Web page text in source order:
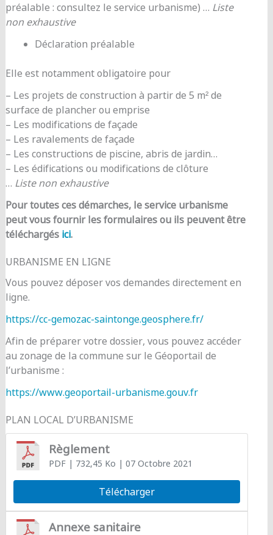
préalable : consultez le service urbanisme) … Liste
non exhaustive
Déclaration préalable
Elle est notamment obligatoire pour
– Les projets de construction à partir de 5 m² de
surface de plancher ou emprise
– Les modifications de façade
– Les ravalements de façade
– Les constructions de piscine, abris de jardin…
– Les édifications ou modifications de clôture
… Liste non exhaustive
Pour toutes ces démarches, le service urbanisme
peut vous fournir les formulaires ou ils peuvent être
téléchargés ici.
URBANISME EN LIGNE
Vous pouvez déposer vos demandes directement en
ligne.
https://cc-gemozac-saintonge.geosphere.fr/
Afin de préparer votre dossier, vous pouvez accéder
au zonage de la commune sur le Géoportail de
l’urbanisme :
https://www.geoportail-urbanisme.gouv.fr
PLAN LOCAL D’URBANISME
Règlement
PDF| 732,45 Ko | 07 Octobre 2021
Télécharger
Annexe sanitaire